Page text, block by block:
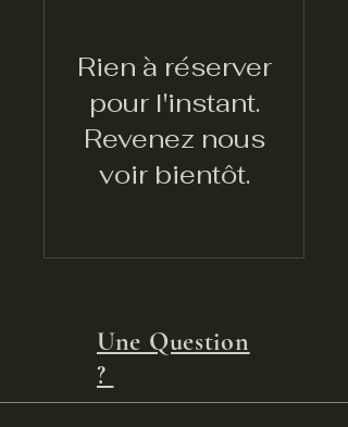
Rien à réserver
pour l'instant.
Revenez nous
voir bientôt.
Une Question
?